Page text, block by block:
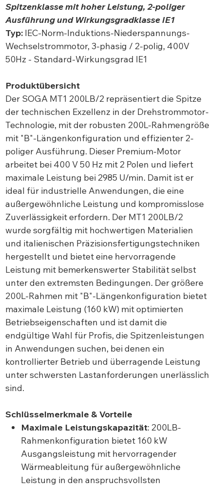
Spitzenklasse mit hoher Leistung, 2-poliger
Ausführung und Wirkungsgradklasse IE1
Typ:IEC-Norm-Induktions-Niederspannungs-
Wechselstrommotor, 3-phasig / 2-polig, 400V
50Hz - Standard-Wirkungsgrad IE1
Produktübersicht
Der SOGA MT1 200LB/2 repräsentiert die Spitze
der technischen Exzellenz in der Drehstrommotor-
Technologie, mit der robusten 200L-Rahmengröße
mit "B"-Längenkonfiguration und effizienter 2-
poliger Ausführung. Dieser Premium-Motor
arbeitet bei 400 V 50 Hz mit 2 Polen und liefert
maximale Leistung bei 2985 U/min. Damit ist er
ideal für industrielle Anwendungen, die eine
außergewöhnliche Leistung und kompromisslose
Zuverlässigkeit erfordern. Der MT1 200LB/2
wurde sorgfältig mit hochwertigen Materialien
und italienischen Präzisionsfertigungstechniken
hergestellt und bietet eine hervorragende
Leistung mit bemerkenswerter Stabilität selbst
unter den extremsten Bedingungen. Der größere
200L-Rahmen mit "B"-Längenkonfiguration bietet
maximale Leistung (160 kW) mit optimierten
Betriebseigenschaften und ist damit die
endgültige Wahl für Profis, die Spitzenleistungen
in Anwendungen suchen, bei denen ein
kontrollierter Betrieb und überragende Leistung
unter schwersten Lastanforderungen unerlässlich
sind.
Schlüsselmerkmale & Vorteile
Maximale Leistungskapazität: 200LB-
Rahmenkonfiguration bietet 160 kW
Ausgangsleistung mit hervorragender
Wärmeableitung für außergewöhnliche
Leistung in den anspruchsvollsten